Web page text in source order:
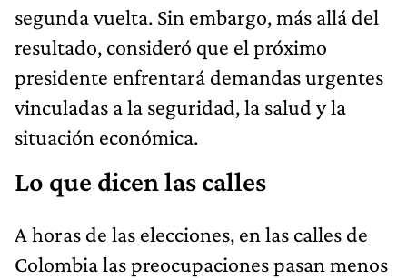
segunda vuelta. Sin embargo, más allá del
resultado, consideró que el próximo
presidente enfrentará demandas urgentes
vinculadas a la seguridad, la salud y la
situación económica.
Lo que dicen las calles
A horas de las elecciones, en las calles de
Colombia las preocupaciones pasan menos